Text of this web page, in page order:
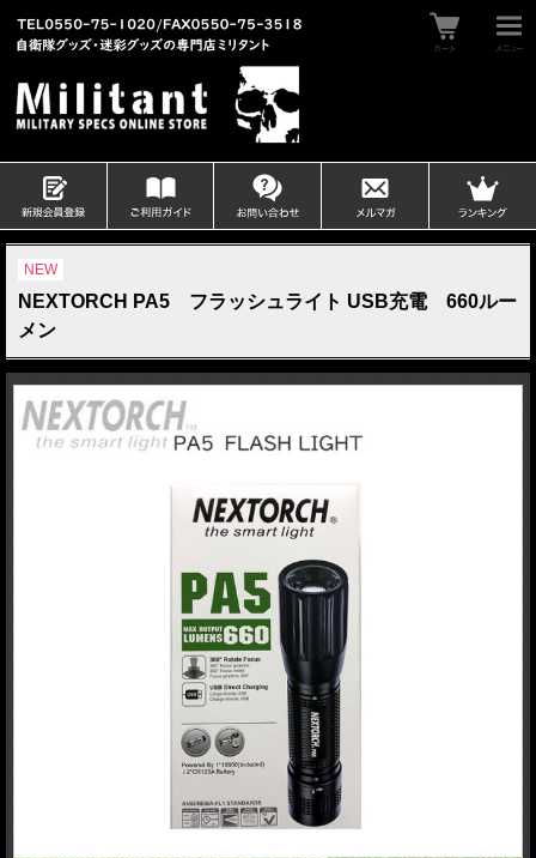
NEW
NEXTORCH PA5 フラッシュライト USB充電 660ルー
メン